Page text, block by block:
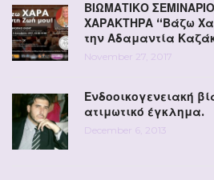
ΒΙΩΜΑΤΙΚΟ
ΧΑΡΑΚΤΗΡΑ “Βάζω
την Αδαμαντία
November 27, 2017
Ενδοοικογενειακή
ατιμωτικό έγκλημα.
December 6, 2013